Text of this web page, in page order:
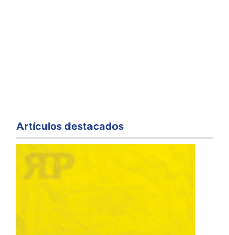
Artículos destacados